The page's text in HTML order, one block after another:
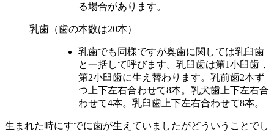
る場合があります。
乳歯（歯の本数は20本）
乳歯でも同様ですが奥歯に関しては乳臼歯
と一括して呼びます。乳臼歯は第1小臼歯，
第2小臼歯に生え替わります。乳前歯2本ず
つ上下左右合わせて8本。乳犬歯上下左右合
わせて4本。乳臼歯上下左右合わせて8本。
生まれた時にすでに歯が生えていましたがどういうことでし